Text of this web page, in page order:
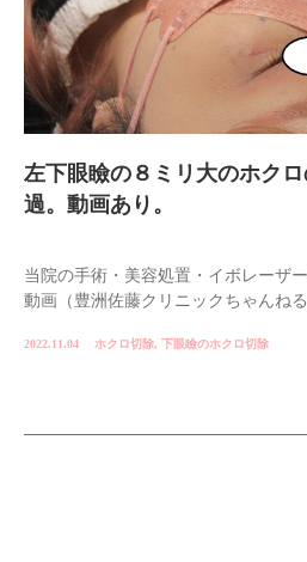
左下眼瞼の８ミリ大のホク
過。動画あり。
当院の手術・美容処置・イボレーザ
動画（豊洲佐藤クリニックちゃんね
2022.11.04 ホクロ切除, 下眼瞼のホクロ切除